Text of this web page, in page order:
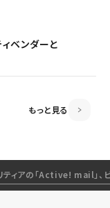
ベンダーと
ベンダーと
信用しない
もっと見る
ティアの「Active! mail」、